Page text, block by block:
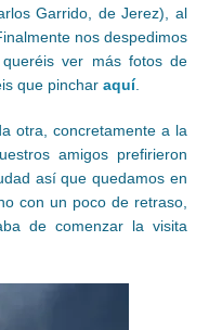
Garrido, de Jerez), al
nos despedimos
ver más fotos de
que pinchar aquí.
otra, concretamente a la
amigos prefirieron
así que quedamos en
con un poco de retraso,
de comenzar la visita